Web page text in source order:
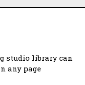
studio library can
any page